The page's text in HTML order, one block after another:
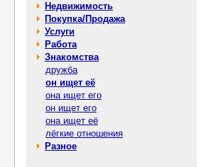
Недвижимость
Покупка/Продажа
Услуги
Работа
Знакомства
дружба
он ищет её
она ищет его
он ищет его
она ищет её
лёгкие отношения
Разное